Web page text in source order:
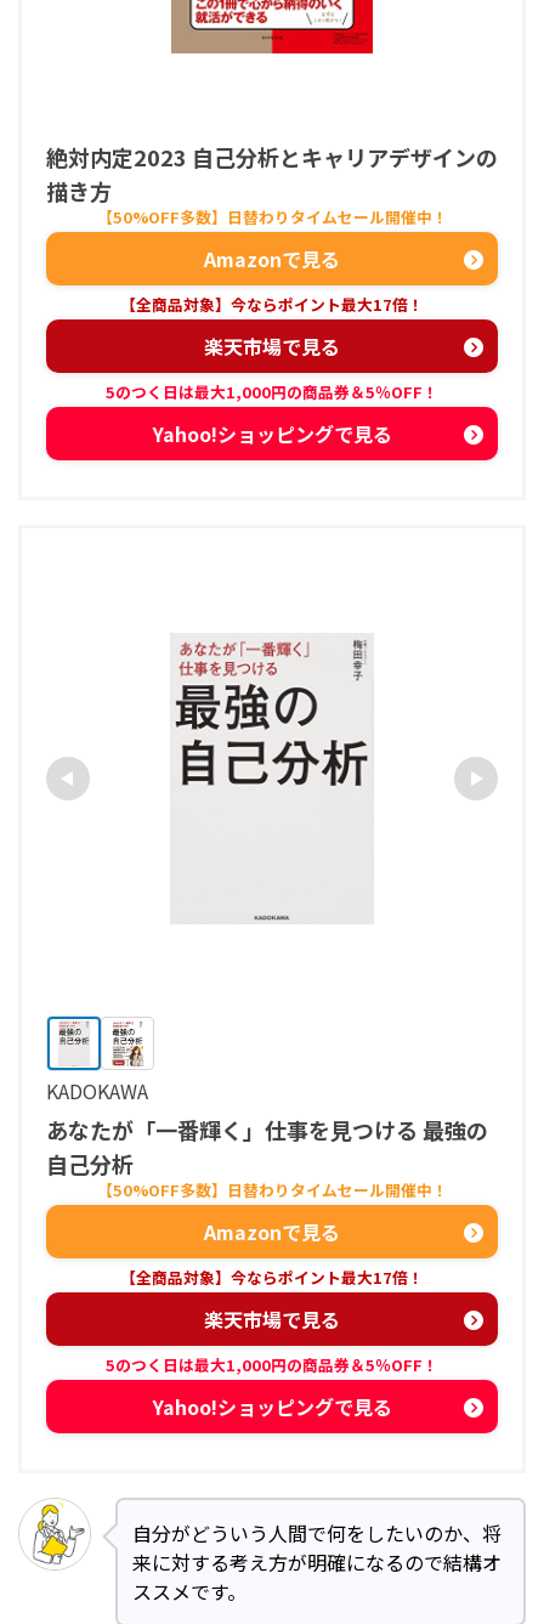
絶対内定2023 自己分析とキャリアデザインの
描き方
Amazonで見る
楽天市場で見る
Yahoo!ショッピングで見る
KADOKAWA
あなたが「一番輝く」仕事を見つける 最強の
自己分析
Amazonで見る
楽天市場で見る
Yahoo!ショッピングで見る
自分がどういう人間で何をしたいのか、将
来に対する考え方が明確になるので結構オ
ススメです。